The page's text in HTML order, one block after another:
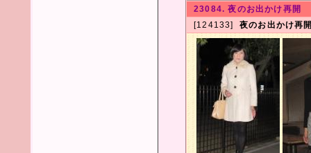
23084. 夜のお出かけ再開
[124133] 夜のお出かけ再